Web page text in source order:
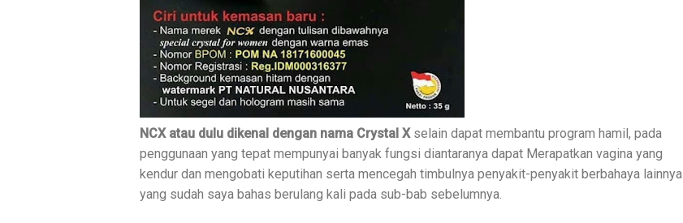
NCX atau dulu dikenal dengan nama Crystal X selain dapat membantu program hamil, pada
penggunaan yang tepat mempunyai banyak fungsi diantaranya dapat Merapatkan vagina yang
kendur dan mengobati keputihan serta mencegah timbulnya penyakit-penyakit berbahaya lainnya
yang sudah saya bahas berulang kali pada sub-bab sebelumnya.